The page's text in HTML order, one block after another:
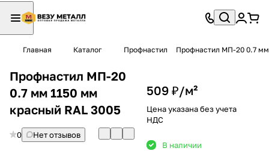
Главная Каталог Профнастил Профнастил МП-20 0.7
Профнастил МП-20
0.7 мм 1150 мм
красный RAL 3005
0 Нет отзывов
509 ₽/м²
Цена указана без учета
НДС
В наличии